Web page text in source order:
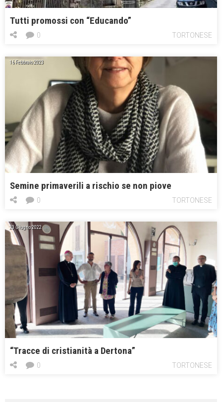
Tutti promossi con “Educando”
TORTONESE
0
16 Febbraio 2023
Semine primaverili a rischio se non piove
TORTONESE
0
23 Giugno 2022
“Tracce di cristianità a Dertona”
TORTONESE
0